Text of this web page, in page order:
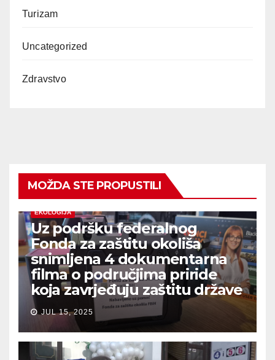
Turizam
Uncategorized
Zdravstvo
MOŽDA STE PROPUSTILI
EKOLOGIJA
Uz podršku federalnog
Fonda za zaštitu okoliša
snimljena 4 dokumentarna
filma o područjima priride
koja zavrjeđuju zaštitu države
JUL 15, 2025